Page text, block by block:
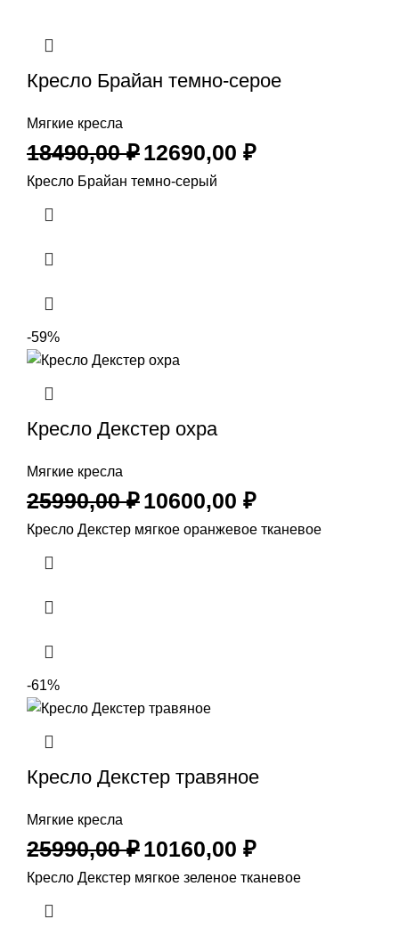
Кресло Брайан темно-серое
Мягкие кресла
18490,00₽12690,00 ₽
Кресло Брайан темно-серый
-59%
Кресло Декстер охра
Мягкие кресла
25990,00₽10600,00 ₽
Кресло Декстер мягкое оранжевое тканевое
-61%
Кресло Декстер травяное
Мягкие кресла
25990,00₽10160,00 ₽
Кресло Декстер мягкое зеленое тканевое